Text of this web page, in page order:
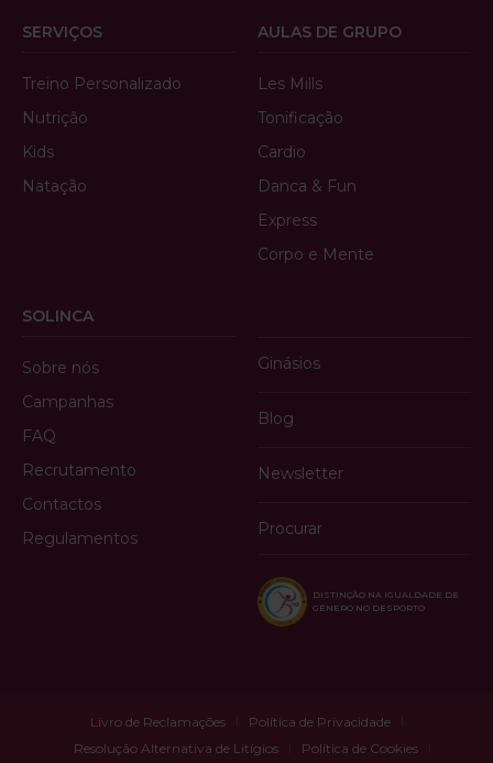
SERVIÇOS
Treino Personalizado
Nutrição
Kids
Natação
AULAS DE GRUPO
Les Mills
Tonificação
Cardio
Danca & Fun
Express
Corpo e Mente
SOLINCA
Sobre nós
Campanhas
FAQ
Recrutamento
Contactos
Regulamentos
Ginásios
Blog
Newsletter
Procurar
DISTINÇÃO NA IGUALDADE DE
GÉNERO NO DESPORTO
Livro de Reclamações
Política de Privacidade
Resolução Alternativa de Litígios
Política de Cookies